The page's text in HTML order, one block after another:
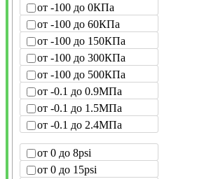
от -100 до 0КПа
от -100 до 60КПа
от -100 до 150КПа
от -100 до 300КПа
от -100 до 500КПа
от -0.1 до 0.9МПа
от -0.1 до 1.5МПа
от -0.1 до 2.4МПа
от 0 до 8psi
от 0 до 15psi